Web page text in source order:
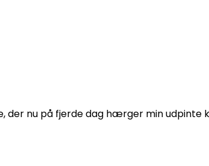
nu på fjerde dag hærger min udpinte